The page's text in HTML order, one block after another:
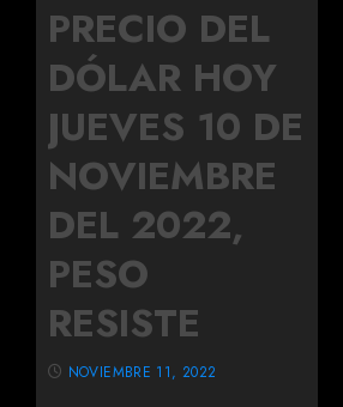
PRECIO DEL
DÓLAR HOY
JUEVES 10 DE
NOVIEMBRE
DEL 2022,
PESO
RESISTE
NOVIEMBRE 11, 2022